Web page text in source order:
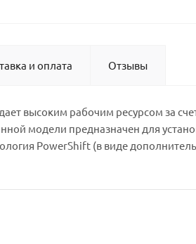
и оплата Отзывы
высоким рабочим ресурсом за
модели предназначен для
PowerShift (в виде